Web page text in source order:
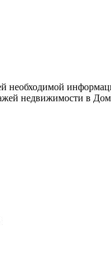
необходимой
недвижимости в